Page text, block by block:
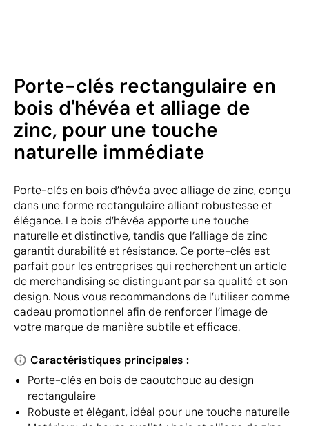
Porte-clés rectangulaire en
bois d'hévéa et alliage de
zinc, pour une touche
naturelle immédiate
Porte-clés en bois d’hévéa avec alliage de zinc, conçu
dans une forme rectangulaire alliant robustesse et
élégance. Le bois d’hévéa apporte une touche
naturelle et distinctive, tandis que l’alliage de zinc
garantit durabilité et résistance. Ce porte-clés est
parfait pour les entreprises qui recherchent un article
de merchandising se distinguant par sa qualité et son
design. Nous vous recommandons de l’utiliser comme
cadeau promotionnel afin de renforcer l’image de
votre marque de manière subtile et efficace.
Caractéristiques principales :
Porte-clés en bois de caoutchouc au design
rectangulaire
Robuste et élégant, idéal pour une touche naturelle